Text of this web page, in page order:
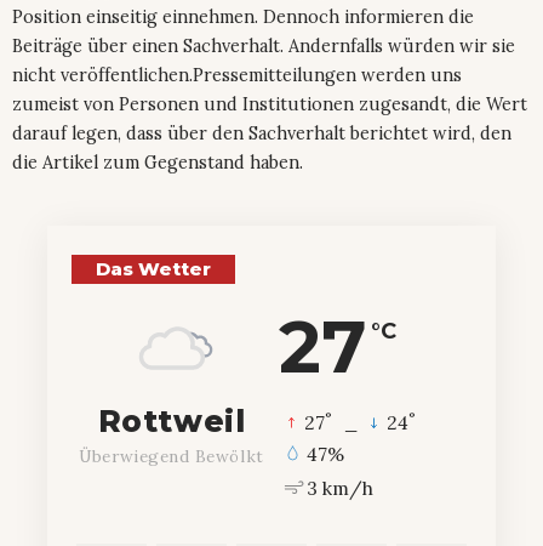
Position einseitig einnehmen. Dennoch informieren die
Beiträge über einen Sachverhalt. Andernfalls würden wir sie
nicht veröffentlichen.Pressemitteilungen werden uns
zumeist von Personen und Institutionen zugesandt, die Wert
darauf legen, dass über den Sachverhalt berichtet wird, den
die Artikel zum Gegenstand haben.
Das Wetter
27 °C
Rottweil
Überwiegend Bewölkt
27° 24°
47%
3 km/h